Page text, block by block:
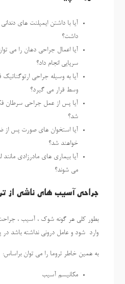
آیا با داشتن ایمپلنت های
داشت؟
آیا اعمال جراحی دهان را می
سرپایی انجام داد؟
آیا به وسیله جراحی
وسط قرار می گیرد؟
آیا پس از عمل جراحی سرطان
شد؟
آیا استخوان های صورت پس از
خواهند شد؟
آیا بیماری های مادرزادی
می شوند؟
جراحی آسیب های ناشی از
بطور کلی هر گونه شوک ، آسیب ،
وارد شود و عامل درونی نداشته باشد
به همین خاطر تروما را می توان براساس:
مکانیسم آسیب